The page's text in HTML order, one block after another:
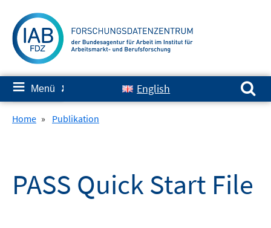
zum
Inhalt
≡ Menü ✘ English
Suchen nach:
Home » Publikation
PASS Quick Start File